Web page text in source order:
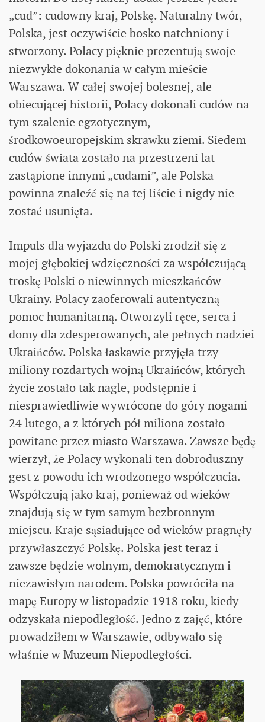
„cud”: cudowny kraj, Polskę. Naturalny twór,
Polska, jest oczywiście bosko natchniony i
stworzony. Polacy pięknie prezentują swoje
niezwykłe dokonania w całym mieście
Warszawa. W całej swojej bolesnej, ale
obiecującej historii, Polacy dokonali cudów na
tym szalenie egzotycznym,
środkowoeuropejskim skrawku ziemi. Siedem
cudów świata zostało na przestrzeni lat
zastąpione innymi „cudami”, ale Polska
powinna znaleźć się na tej liście i nigdy nie
zostać usunięta.
Impuls dla wyjazdu do Polski zrodził się z
mojej głębokiej wdzięczności za współczującą
troskę Polski o niewinnych mieszkańców
Ukrainy. Polacy zaoferowali autentyczną
pomoc humanitarną. Otworzyli ręce, serca i
domy dla zdesperowanych, ale pełnych nadziei
Ukraińców. Polska łaskawie przyjęła trzy
miliony rozdartych wojną Ukraińców, których
życie zostało tak nagle, podstępnie i
niesprawiedliwie wywrócone do góry nogami
24 lutego, a z których pół miliona zostało
powitane przez miasto Warszawa. Zawsze będę
wierzył, że Polacy wykonali ten dobroduszny
gest z powodu ich wrodzonego współczucia.
Współczują jako kraj, ponieważ od wieków
znajdują się w tym samym bezbronnym
miejscu. Kraje sąsiadujące od wieków pragnęły
przywłaszczyć Polskę. Polska jest teraz i
zawsze będzie wolnym, demokratycznym i
niezawisłym narodem. Polska powróciła na
mapę Europy w listopadzie 1918 roku, kiedy
odzyskała niepodległość. Jedno z zajęć, które
prowadziłem w Warszawie, odbywało się
właśnie w Muzeum Niepodległości.